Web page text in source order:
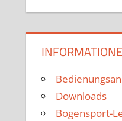
Downloads
Bogensport-